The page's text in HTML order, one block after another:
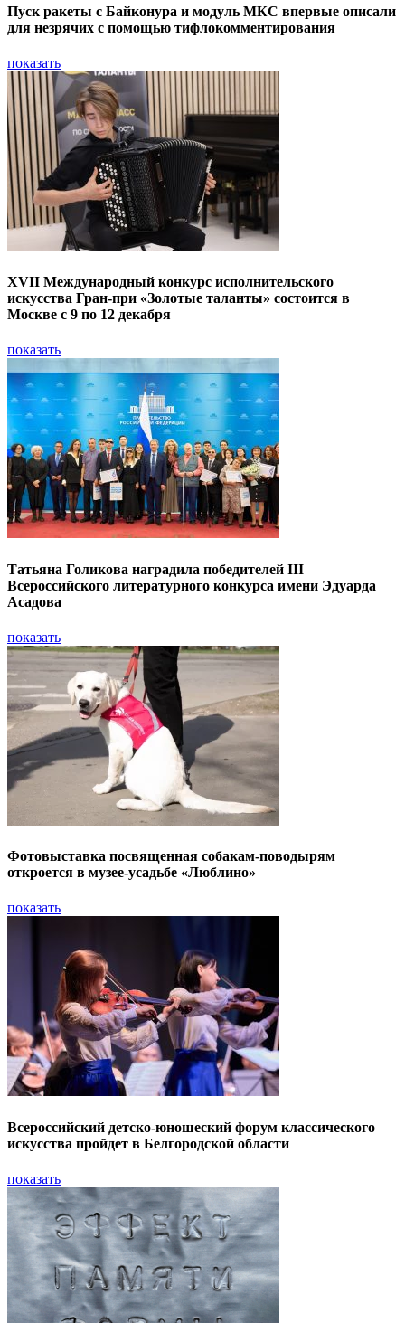
Пуск ракеты с Байконура и модуль МКС впервые описали
для незрячих с помощью тифлокомментирования
показать
XVII Международный конкурс исполнительского
искусства Гран-при «Золотые таланты» состоится в
Москве с 9 по 12 декабря
показать
Татьяна Голикова наградила победителей III
Всероссийского литературного конкурса имени Эдуарда
Асадова
показать
Фотовыставка посвященная собакам-поводырям
откроется в музее-усадьбе «Люблино»
показать
Всероссийский детско-юношеский форум классического
искусства пройдет в Белгородской области
показать